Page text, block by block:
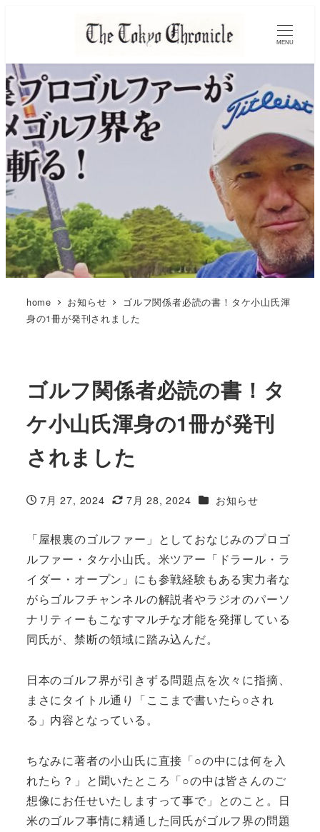
MENU
home お知らせ
ゴルフ関係者必読の書！タケ小山氏渾
身の1冊が発刊されました
ゴルフ関係者必読の書！タ
ケ小山氏渾身の1冊が発刊
されました
投稿日
7月 27, 2024
更新日
7月 28, 2024 カテゴリー
お知らせ
「屋根裏のゴルファー」としておなじみのプロゴ
ルファー・タケ小山氏。米ツアー「ドラール・ラ
イダー・オープン」にも参戦経験もある実力者な
がらゴルフチャンネルの解説者やラジオのパーソ
ナリティーもこなすマルチな才能を発揮している
同氏が、禁断の領域に踏み込んだ。
日本のゴルフ界が引きずる問題点を次々に指摘、
まさにタイトル通り「ここまで書いたら○され
る」内容となっている。
ちなみに著者の小山氏に直接「○の中には何を入
れたら？」と聞いたところ「○の中は皆さんのご
想像にお任せいたしますって事で」とのこと。日
米のゴルフ事情に精通した同氏がゴルフ界の問題